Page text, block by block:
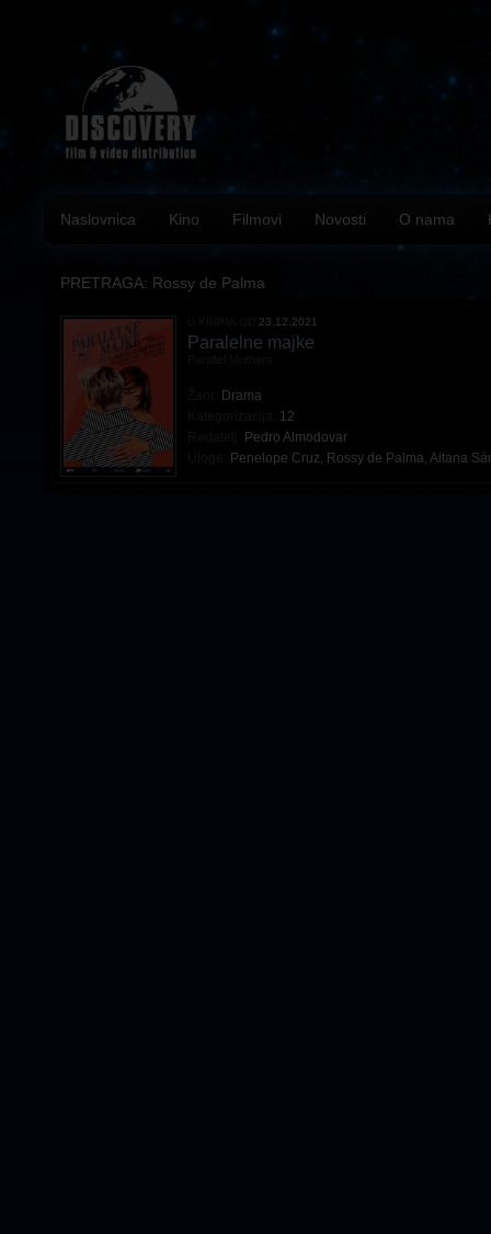
Naslovnica Kino Filmovi Novosti O nama
PRETRAGA: Rossy de Palma
23.12.2021
Paralelne majke
Drama
12
Pedro Almodovar
Penelope Cruz, Rossy de Palma, Aitana